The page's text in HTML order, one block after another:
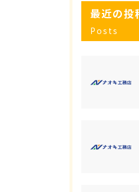
最近の投
Posts